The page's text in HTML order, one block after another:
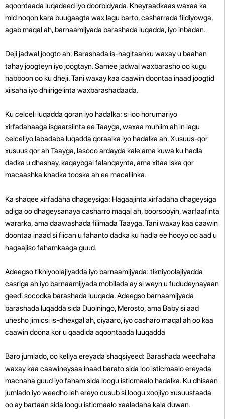
aqoontaada luqadeed iyo doorbidyada. Kheyraadkaas waxaa ka
mid noqon kara buugaagta wax lagu barto, casharrada fiidiyowga,
agab maqal ah, barnaamijyada barashada luqadda, iyo inbadan.
Deji jadwal joogto ah: Barashada is-hagitaanku waxay u baahan
tahay joogteyn iyo joogtayn. Samee jadwal waxbarasho oo kugu
habboon oo ku dheji. Tani waxay kaa caawin doontaa inaad joogtid
xiisaha iyo dhiirigelinta waxbarashadaada.
Ku celceli luqadda qoran iyo hadalka: si loo horumariyo
xirfadahaaga isgaarsiinta ee Taayga, waxaa muhiim ah in lagu
celceliyo labadaba luqadda qoraalka iyo hadalka ah. Xusuus-qor
xusuus qor ah Taayga, lasoco ardayda kale ama kuwa ku hadla
dadka u dhashay, kaqaybgal falanqaynta, ama xitaa iska qor
macaashka khadka tooska ah ee macallinka.
Ka shaqee xirfadaha dhageysiga: Hagaajinta xirfadaha dhageysiga
adiga oo dhageysanaya casharro maqal ah, boorsooyin, warfaafinta
wararka, ama daawashada filimada Taayga. Tani waxay kaa caawin
doontaa inaad si fiican u fahanto dadka ku hadla ee hooyo oo aad u
hagaajiso fahamkaaga guud.
Adeegso tikniyoolajiyadda iyo barnaamijyada: tikniyoolajiyadda
casriga ah iyo barnaamijyada mobilada ay si weyn u fududeynayaan
geedi socodka barashada luuqada. Adeegso barnaamijyada
barashada luqadda sida Duolningo, Merosto, ama Baby si aad
uhesho jimicsi is-dhexgal ah, ciyaaro, iyo casharo maqal ah oo kaa
caawin doona kor u qaadida aqoontaada luuqadda
Baro jumlado, oo keliya ereyada shaqsiyeed: Barashada weedhaha
waxay kaa caawineysaa inaad barato sida loo isticmaalo ereyada
macnaha guud iyo faham sida loogu isticmaalo hadalka. Ku dhisaan
jumlado iyo weedho leh ereyo cusub si loogu xoojiyo xusuustaada
oo ay bartaan sida loogu isticmaalo xaaladaha kala duwan.